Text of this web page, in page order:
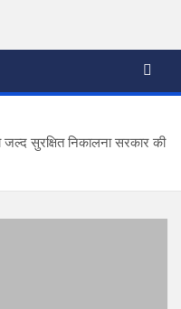
सुरक्षित निकालना सरकार की